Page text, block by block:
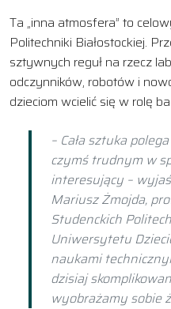
Ta „inna atmosfera” to
Politechniki Białostockiej.
sztywnych reguł na rzecz
odczynników, robotów i
dzieciom wcielić się w rolę
– Cała sztuka
czymś trudnym w
interesujący –
Mariusz Żmojda,
Studenckich
Uniwersytetu
naukami
dzisiaj
wyobrażamy sobie